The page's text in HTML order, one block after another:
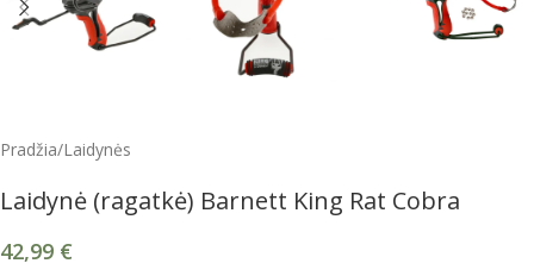
Pradžia/Laidynės
Laidynė (ragatkė) Barnett King Rat Cobra
42,99 €